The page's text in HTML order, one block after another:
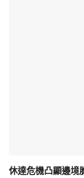
休達危機凸顯邊